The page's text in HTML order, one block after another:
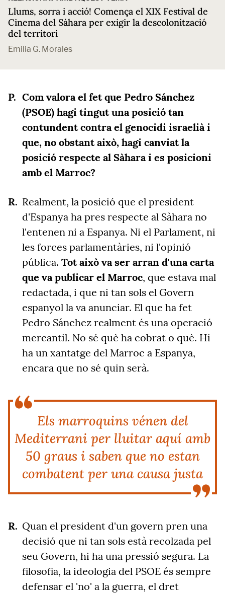
Llums, sorra i acció! Comença el XIX Festival de
Cinema del Sàhara per exigir la descolonització
del territori
Emilia G. Morales
Com valora el fet que Pedro Sánchez
(PSOE) hagi tingut una posició tan
contundent contra el genocidi israelià i
que, no obstant això, hagi canviat la
posició respecte al Sàhara i es posicioni
amb el Marroc?
Realment, la posició que el president
d'Espanya ha pres respecte al Sàhara no
l'entenen ni a Espanya. Ni el Parlament, ni
les forces parlamentàries, ni l'opinió
pública. Tot això va ser arran d'una carta
que va publicar el Marroc, que estava mal
redactada, i que ni tan sols el Govern
espanyol la va anunciar. El que ha fet
Pedro Sánchez realment és una operació
mercantil. No sé què ha cobrat o què. Hi
ha un xantatge del Marroc a Espanya,
encara que no sé quin serà.
Els marroquins vénen del
Mediterrani per lluitar aquí amb
50 graus i saben que no estan
combatent per una causa justa
Quan el president d'un govern pren una
decisió que ni tan sols està recolzada pel
seu Govern, hi ha una pressió segura. La
filosofia, la ideologia del PSOE és sempre
defensar el 'no' a la guerra, el dret